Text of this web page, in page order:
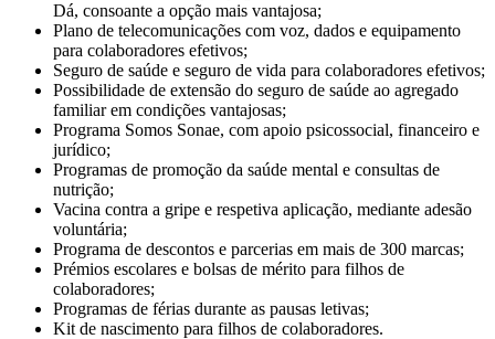
Dá, consoante a opção mais vantajosa;
Plano de telecomunicações com voz, dados e equipamento
para colaboradores efetivos;
Seguro de saúde e seguro de vida para colaboradores efetivos;
Possibilidade de extensão do seguro de saúde ao agregado
familiar em condições vantajosas;
Programa Somos Sonae, com apoio psicossocial, financeiro e
jurídico;
Programas de promoção da saúde mental e consultas de
nutrição;
Vacina contra a gripe e respetiva aplicação, mediante adesão
voluntária;
Programa de descontos e parcerias em mais de 300 marcas;
Prémios escolares e bolsas de mérito para filhos de
colaboradores;
Programas de férias durante as pausas letivas;
Kit de nascimento para filhos de colaboradores.